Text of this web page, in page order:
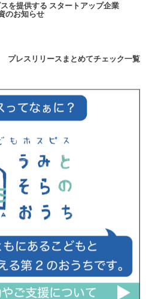
を提供する スタートアップ企業
のお知らせ
プレスリリースまとめてチェック一覧